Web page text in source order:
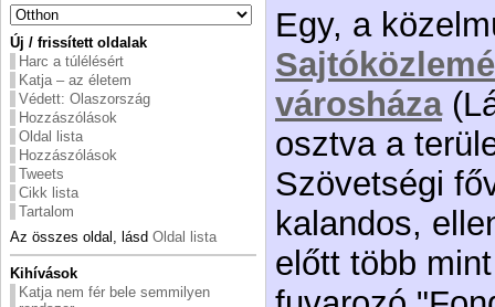
Új / frissített oldalak
Harc a túlélésért
Katja – az életem
Védett: Olaszország
Hozzászólások
Oldal lista
Hozzászólások
Tweets
Cikk lista
Tartalom
Az összes oldal, lásd Oldal lista
Kihívások
Katja nem fér bele semmilyen
Egy, a
városháza
osztva a
Szövetségi
kalandos,
előtt több